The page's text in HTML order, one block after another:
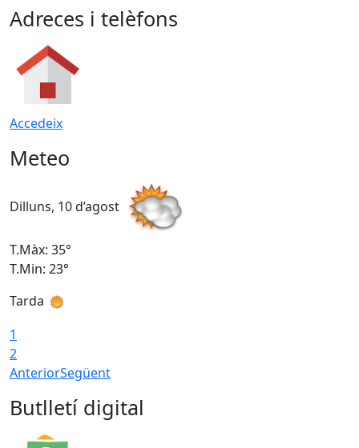
Adreces i telèfons
Accedeix
Meteo
Dilluns, 10 d’agost
T.Màx: 35°
T.Min: 23°
Tarda
1
2
AnteriorSegüent
Butlletí digital